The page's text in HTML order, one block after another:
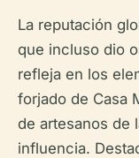
La reputación
que incluso dio
refleja en los
forjado de Casa
de artesanos de
influencia.